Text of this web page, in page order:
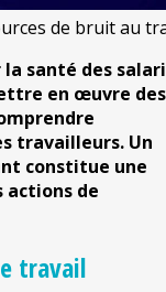
de bruit au
santé des
en œuvre des
travailleurs. Un
constitue une
de
travail